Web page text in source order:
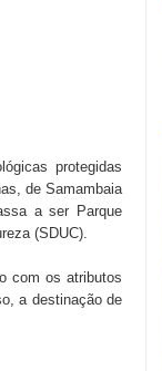
protegidas
de Samambaia
a ser Parque
(SDUC).
com os atributos
a destinação de